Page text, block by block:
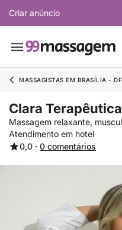
Criar anúncio
MASSAGISTAS EM BRASÍLIA - DF
Clara Terapêutica
Massagem relaxante,
Atendimento em hotel
0,0 · 0 comentários